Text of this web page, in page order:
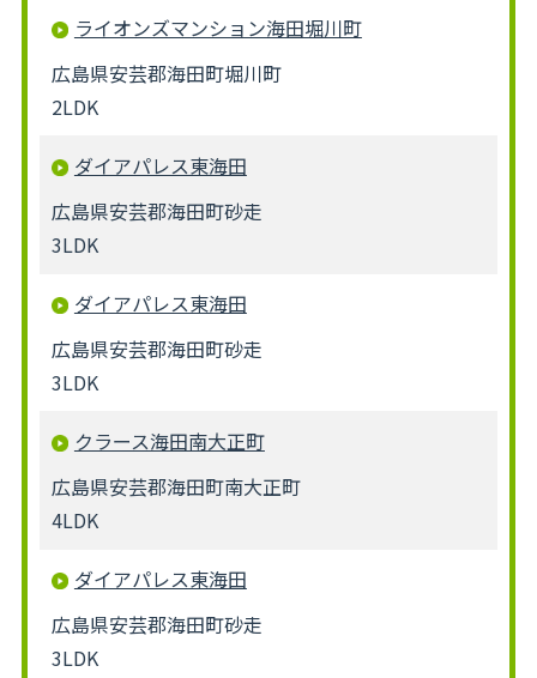
ライオンズマンション海田堀川町
広島県安芸郡海田町堀川町
2LDK
ダイアパレス東海田
広島県安芸郡海田町砂走
3LDK
ダイアパレス東海田
広島県安芸郡海田町砂走
3LDK
クラース海田南大正町
広島県安芸郡海田町南大正町
4LDK
ダイアパレス東海田
広島県安芸郡海田町砂走
3LDK